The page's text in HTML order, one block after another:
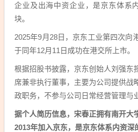
企业及出海中资企业，是京东体系
块。
2025年9月28日，京东工业第四次向
于同年12月11日成功在港交所上市。
根据招股书披露，京东创始人刘强东
席兼非执行董事，主要为公司提供战
政职务，不参与公司日常经营管理与
据个人简历信息，宋春正拥有南开大
2013年加入京东，是京东体系内资深